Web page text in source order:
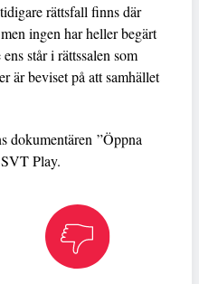
rättsfall finns där
ingen har heller begärt
står i rättssalen som
är beviset på att samhället
dokumentären ”Öppna
Play.